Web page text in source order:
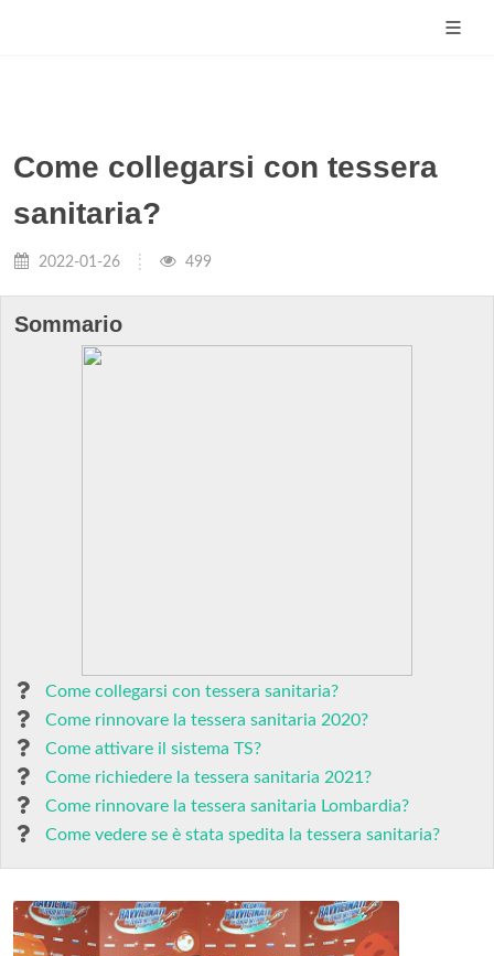
Come collegarsi con tessera
sanitaria?
2022-01-26 499
Sommario
Come collegarsi con tessera sanitaria?
Come rinnovare la tessera sanitaria 2020?
Come attivare il sistema TS?
Come richiedere la tessera sanitaria 2021?
Come rinnovare la tessera sanitaria Lombardia?
Come vedere se è stata spedita la tessera sanitaria?